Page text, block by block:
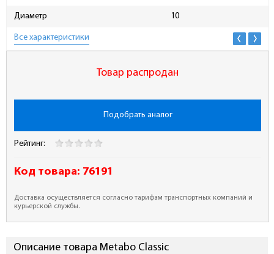
Диаметр 10
Все характеристики
Товар распродан
Подобрать аналог
Рейтинг:
Код товара: 76191
Доставка осуществляется согласно тарифам транспортных компаний и
курьерской службы.
Описание товара Metabo Classic